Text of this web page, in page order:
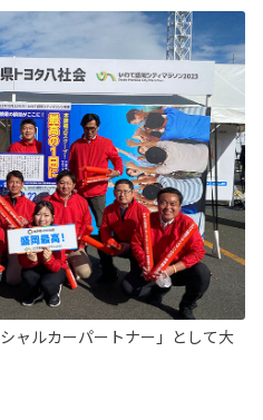
ャルカーパートナー」として大